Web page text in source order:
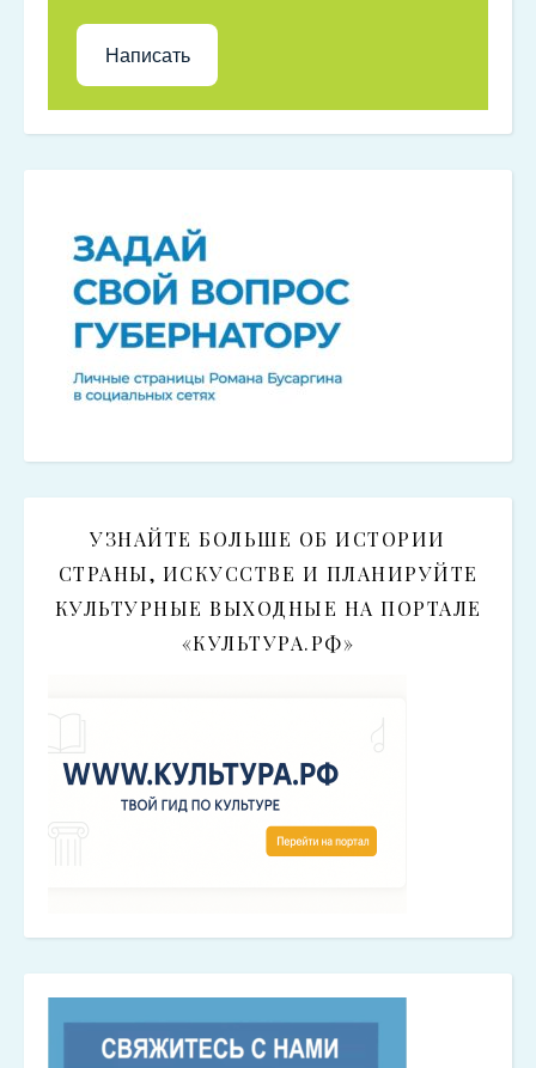
Написать
УЗНАЙТЕ БОЛЬШЕ ОБ ИСТОРИИ
СТРАНЫ, ИСКУССТВЕ И ПЛАНИРУЙТЕ
КУЛЬТУРНЫЕ ВЫХОДНЫЕ НА ПОРТАЛЕ
«КУЛЬТУРА.РФ»